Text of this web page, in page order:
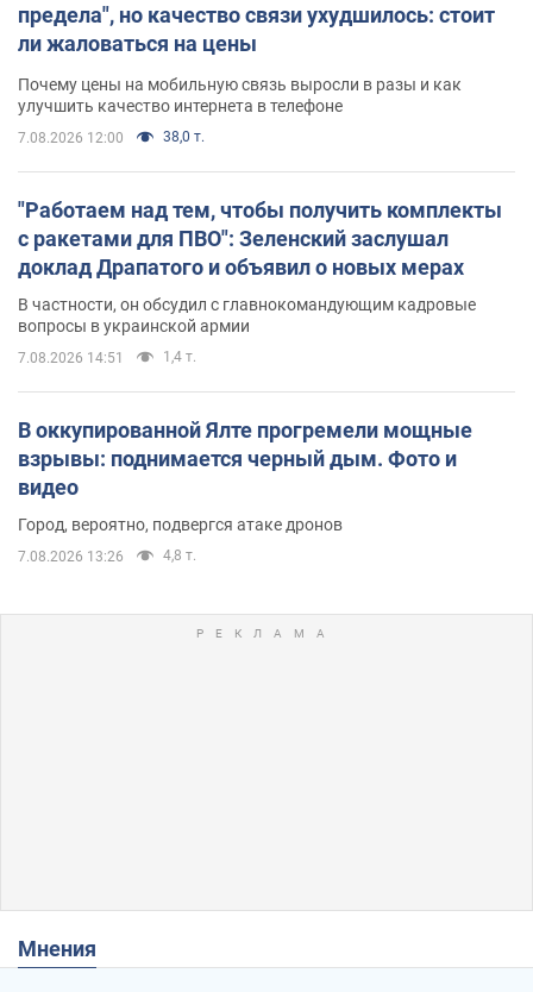
предела", но качество связи ухудшилось: стоит
ли жаловаться на цены
Почему цены на мобильную связь выросли в разы и как
улучшить качество интернета в телефоне
7.08.2026 12:00 38,0 т.
"Работаем над тем, чтобы получить комплекты
с ракетами для ПВО": Зеленский заслушал
доклад Драпатого и объявил о новых мерах
В частности, он обсудил с главнокомандующим кадровые
вопросы в украинской армии
7.08.2026 14:51 1,4 т.
В оккупированной Ялте прогремели мощные
взрывы: поднимается черный дым. Фото и
видео
Город, вероятно, подвергся атаке дронов
7.08.2026 13:26 4,8 т.
Мнения